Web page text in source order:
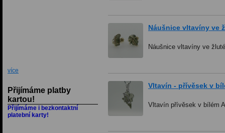
více
Přijímáme platby
kartou!
Přijímáme i bezkontaktní
platební karty!
Náušnice vltavíny ve
Náušnice vltavíny ve
Vltavín - přívěsek v
Vltavín přívěsek v bílém